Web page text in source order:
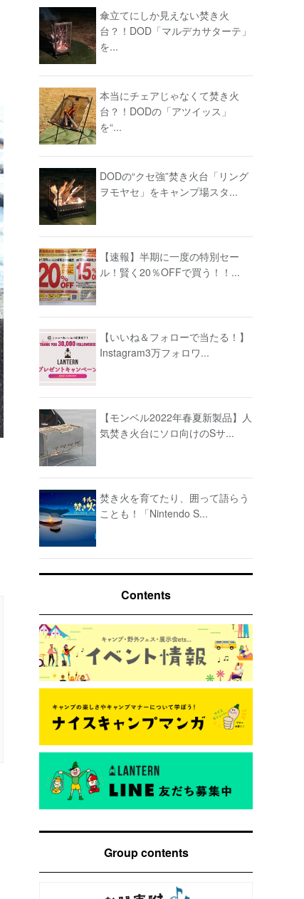
傘立てにしか見えない焚き火
台？！DOD「マルデカサターテ」
を...
本当にチェアじゃなくて焚き火
台？！DODの「アツイッス」
を“...
DODの“クセ強”焚き火台「リング
ヲモヤセ」をキャンプ場スタ...
【速報】半期に一度の特別セー
ル！賢く20％OFFで買う！！...
【いいね＆フォローで当たる！】
Instagram3万フォロワ...
【モンベル2022年春夏新製品】人
気焚き火台にソロ向けのSサ...
焚き火を育てたり、囲って語らう
ことも！「Nintendo S...
Contents
Group contents